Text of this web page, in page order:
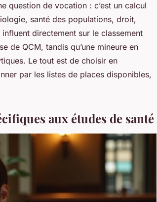
question de vocation : c’est un calcul
santé des populations, droit,
directement sur le classement
de QCM, tandis qu’une mineure en
Le tout est de choisir en
par les listes de places disponibles,
aux études de santé